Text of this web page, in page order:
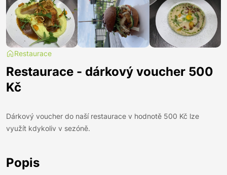
Restaurace
Restaurace - dárkový voucher 500
Kč
Dárkový voucher do naší restaurace v hodnotě 500 Kč lze
využít kdykoliv v sezóně.
Popis